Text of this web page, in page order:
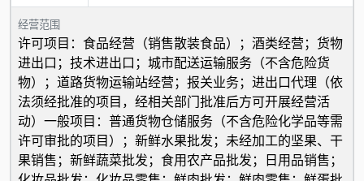
经营范围
许可项目：食品经营（销售散装食品）；酒类经营；货物
进出口；技术进出口；城市配送运输服务（不含危险货
物）；道路货物运输站经营；报关业务；进出口代理（依
法须经批准的项目，经相关部门批准后方可开展经营活
动）一般项目：普通货物仓储服务（不含危险化学品等需
许可审批的项目）；新鲜水果批发；未经加工的坚果、干
果销售；新鲜蔬菜批发；食用农产品批发；日用品销售；